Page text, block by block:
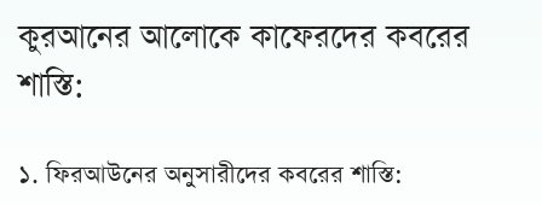
কুরআনের আলোকে কাফেরদের কবরের
শাস্তি:
১. ফিরআউনের অনুসারীদের কবরের শাস্তি: